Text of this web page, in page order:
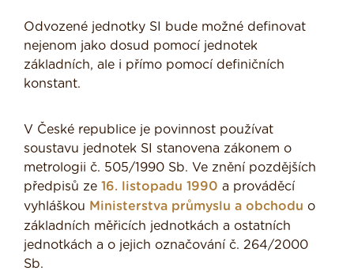
Odvozené jednotky SI bude možné definovat
nejenom jako dosud pomocí jednotek
základních, ale i přímo pomocí definičních
konstant.
V České republice je povinnost používat
soustavu jednotek SI stanovena zákonem o
metrologii č. 505/1990 Sb. Ve znění pozdějších
předpisů ze 16. listopadu 1990 a prováděcí
vyhláškou Ministerstva průmyslu a obchodu o
základních měřicích jednotkách a ostatních
jednotkách a o jejich označování č. 264/2000
Sb.